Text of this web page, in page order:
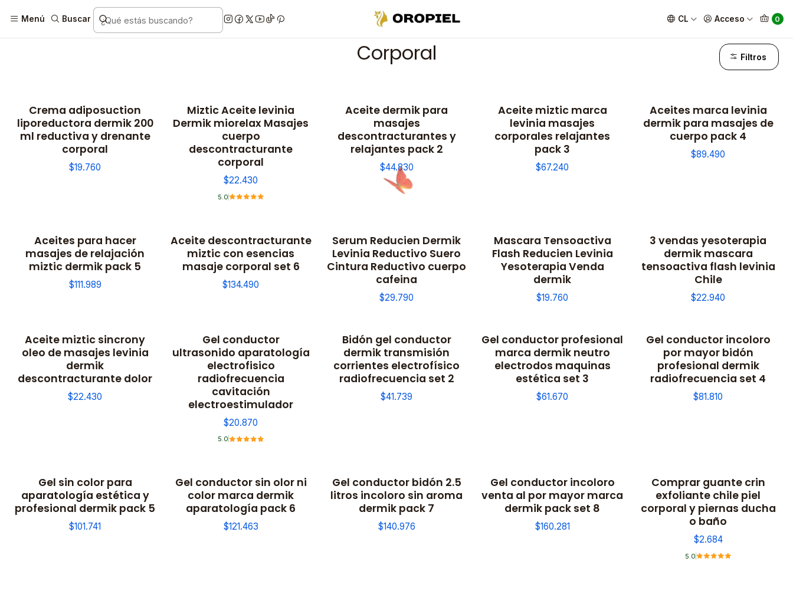
Menú Buscar CL Acceso 0
Marcas Dermik Corporal
Corporal Filtros
Crema adiposuction
liporeductora dermik 200
ml reductiva y drenante
corporal
$19.760
No disponible
Miztic Aceite levinia
Dermik miorelax Masajes
cuerpo
descontracturante
corporal
$22.430
5.0
No disponible
Aceite dermik para
masajes
descontracturantes y
relajantes pack 2
$44.830
No disponible
Aceite miztic marca
levinia masajes
corporales relajantes
pack 3
$67.240
No disponible
Aceites marca levinia
dermik para masajes de
cuerpo pack 4
$89.490
No disponible
Aceites para hacer
masajes de relajación
miztic dermik pack 5
$111.989
No disponible
Aceite descontracturante
miztic con esencias
masaje corporal set 6
$134.490
No disponible
Serum Reducien Dermik
Levinia Reductivo Suero
Cintura Reductivo cuerpo
cafeina
$29.790
Mascara Tensoactiva
Flash Reducien Levinia
Yesoterapia Venda
dermik
$19.760
3 vendas yesoterapia
dermik mascara
tensoactiva flash levinia
Chile
$22.940
No disponible
Aceite miztic sincrony
oleo de masajes levinia
dermik
descontracturante dolor
$22.430
Gel conductor
ultrasonido aparatología
electrofisico
radiofrecuencia
cavitación
electroestimulador
$20.870
5.0
Bidón gel conductor
dermik transmisión
corrientes electrofísico
radiofrecuencia set 2
$41.739
Gel conductor profesional
marca dermik neutro
electrodos maquinas
estética set 3
$61.670
Gel conductor incoloro
por mayor bidón
profesional dermik
radiofrecuencia set 4
$81.810
Gel sin color para
aparatología estética y
profesional dermik pack 5
$101.741
Gel conductor sin olor ni
color marca dermik
aparatología pack 6
$121.463
Gel conductor bidón 2.5
litros incoloro sin aroma
dermik pack 7
$140.976
Gel conductor incoloro
venta al por mayor marca
dermik pack set 8
$160.281
Comprar guante crin
exfoliante chile piel
corporal y piernas ducha
o baño
$2.684
5.0